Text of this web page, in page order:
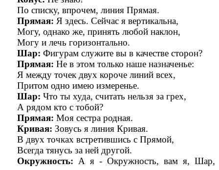
По списку, впрочем, линия Прямая.
Прямая: Я здесь. Сейчас я вертикальна,
Могу, однако же, принять любой наклон,
Могу и лечь горизонтально.
Шар: Фигурам служите вы в качестве сторон?
Прямая: Не в этом только наше назначенье:
Я между точек двух короче линий всех,
Притом одно имею измеренье.
Шар: Что ты худа, считать нельзя за грех,
А рядом кто с тобой?
Прямая: Моя сестра родная.
Кривая: Зовусь я линия Кривая.
В двух точках встретившись с Прямой,
Всегда тянусь за ней другой.
Окружность: А я - Окружность, вам я, Шар,